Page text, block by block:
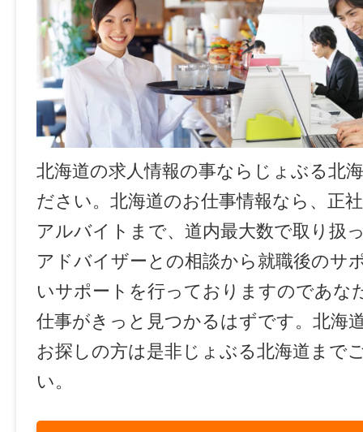
北海道の求人情報の事ならじょぶる北
ださい。北海道のお仕事情報なら、正
アルバイトまで、道内最大数で取り扱
アドバイザーとの相談から就職後のサ
いサポートを行っておりますのであな
仕事がきっと見つかるはずです。北海
お探しの方は是非じょぶる北海道まで
い。